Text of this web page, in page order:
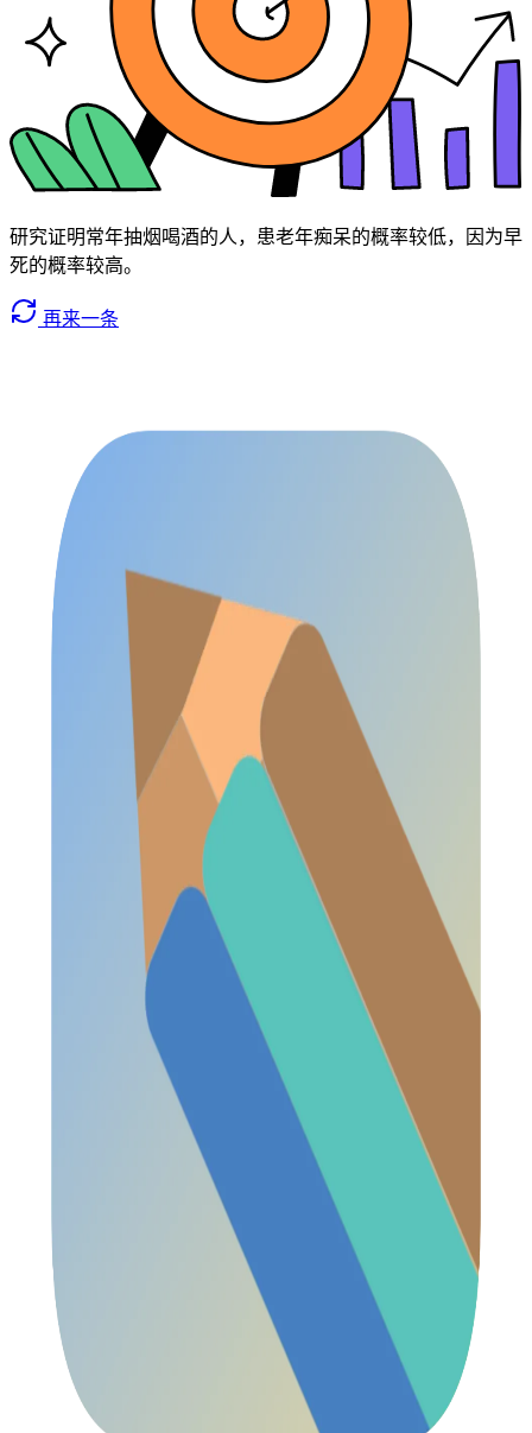
研究证明常年抽烟喝酒的人，患老年痴呆的概率较低，因为早
死的概率较高。
再来一条